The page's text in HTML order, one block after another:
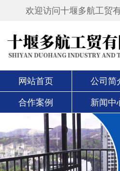
欢迎访问十堰多航工贸
网站首页 公司简
合作案例 新闻中